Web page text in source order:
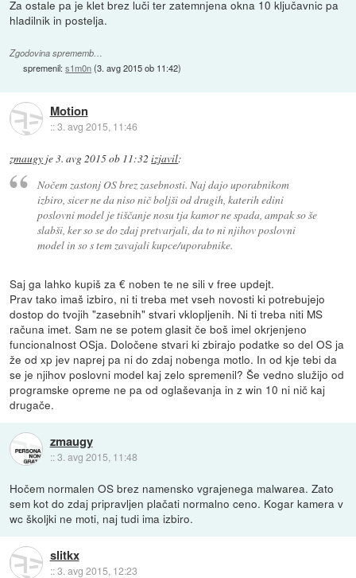
Za ostale pa je klet brez luči ter zatemnjena okna 10 ključavnic pa
hladilnik in postelja.
Zgodovina sprememb…
spremenil:s1m0n(3. avg 2015 ob 11:42)
Motion
::3. avg 2015, 11:46
zmaugy je3. avg 2015 ob 11:32 izjavil:
Nočem zastonj OS brez zasebnosti. Naj dajo uporabnikom
izbiro, sicer ne da niso nič boljši od drugih, katerih edini
poslovni model je tiščanje nosu tja kamor ne spada, ampak so še
slabši, ker so se do zdaj pretvarjali, da to ni njihov poslovni
model in so s tem zavajali kupce/uporabnike.
Saj ga lahko kupiš za € noben te ne sili v free updejt.
Prav tako imaš izbiro, ni ti treba met vseh novosti ki potrebujejo
dostop do tvojih "zasebnih" stvari vklopljenih. Ni ti treba niti MS
računa imet. Sam ne se potem glasit če boš imel okrjenjeno
funcionalnost OSja. Določene stvari ki zbirajo podatke so del OS ja
že od xp jev naprej pa ni do zdaj nobenga motlo. In od kje tebi da
se je njihov poslovni model kaj zelo spremenil? Še vedno služijo od
programske opreme ne pa od oglaševanja in z win 10 ni nič kaj
drugače.
zmaugy
::3. avg 2015, 11:48
Hočem normalen OS brez namensko vgrajenega malwarea. Zato
sem kot do zdaj pripravljen plačati normalno ceno. Kogar kamera v
wc školjki ne moti, naj tudi ima izbiro.
slitkx
::3. avg 2015, 12:23